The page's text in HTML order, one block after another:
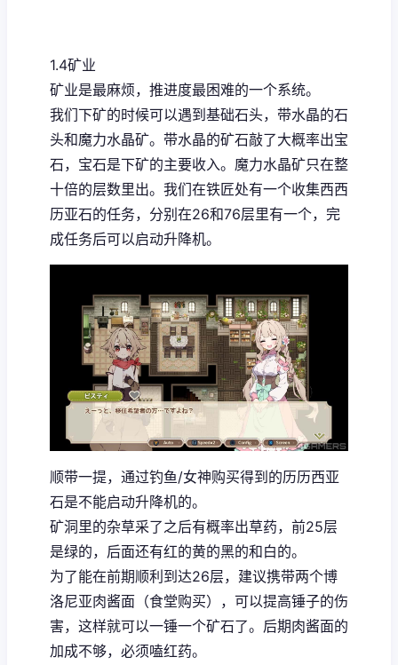
1.4矿业
矿业是最麻烦，推进度最困难的一个系统。
我们下矿的时候可以遇到基础石头，带水晶的石
头和魔力水晶矿。带水晶的矿石敲了大概率出宝
石，宝石是下矿的主要收入。魔力水晶矿只在整
十倍的层数里出。我们在铁匠处有一个收集西西
历亚石的任务，分别在26和76层里有一个，完
成任务后可以启动升降机。
顺带一提，通过钓鱼/女神购买得到的历历西亚
石是不能启动升降机的。
矿洞里的杂草采了之后有概率出草药，前25层
是绿的，后面还有红的黄的黑的和白的。
为了能在前期顺利到达26层，建议携带两个博
洛尼亚肉酱面（食堂购买），可以提高锤子的伤
害，这样就可以一锤一个矿石了。后期肉酱面的
加成不够，必须嗑红药。